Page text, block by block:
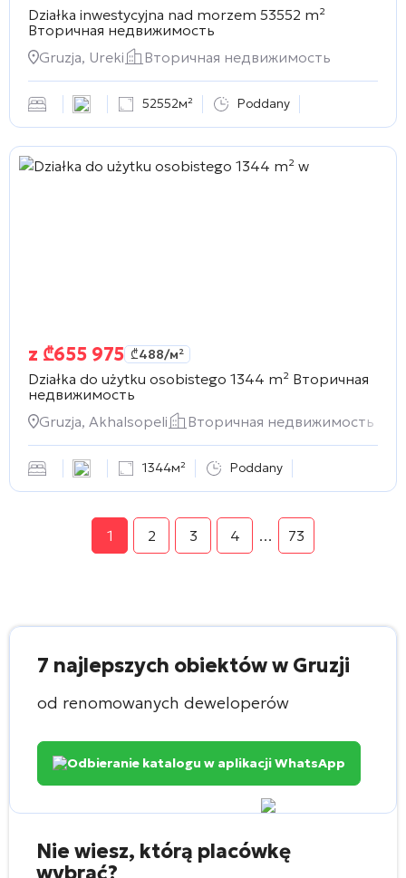
Działka inwestycyjna nad morzem 53552 m²
Вторичная недвижимость
Gruzja, Ureki
Вторичная недвижимость
52552м² Poddany
z ₾655 975 ₾488/м²
Działka do użytku osobistego 1344 m² Вторичная
недвижимость
Gruzja, Akhalsopeli
Вторичная недвижимость
1344м² Poddany
1 2 3 4 … 73
7 najlepszych obiektów w Gruzji
od renomowanych deweloperów
Odbieranie katalogu w aplikacji WhatsApp
Nie wiesz, którą placówkę
wybrać?